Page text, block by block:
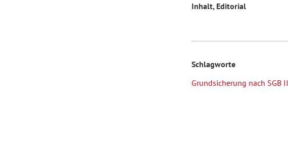
Inhalt, Editorial
Schlagworte
Grundsicherung nach SGB II